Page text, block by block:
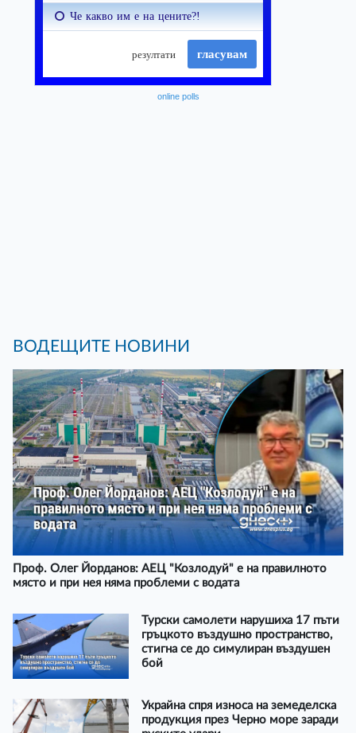
online polls
ВОДЕЩИТЕ НОВИНИ
Проф. Олег Йорданов: АЕЦ "Козлодуй" е на правилното
място и при нея няма проблеми с водата
Турски самолети нарушиха 17 пъти
гръцкото въздушно пространство,
стигна се до симулиран въздушен
бой
Украйна спря износа на земеделска
продукция през Черно море заради